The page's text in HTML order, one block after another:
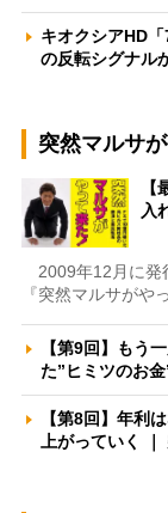
キオクシアHD
の反転シグナ
突然マルサ
入
2009年12月に発
『突然マルサが
【第9回】もう
た”ヒミツのお
【第8回】年利
上がっていく